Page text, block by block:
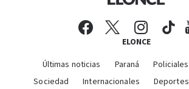
ELONCE
Últimas noticias Paraná Policiales
Sociedad
Internacionales Deportes